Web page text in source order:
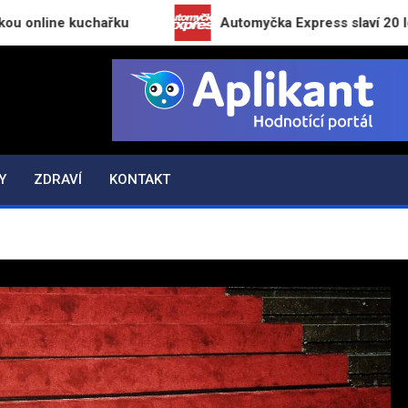
Automyčka Express slaví 20 let na trhu
ZDRAVÍ KONTAKT